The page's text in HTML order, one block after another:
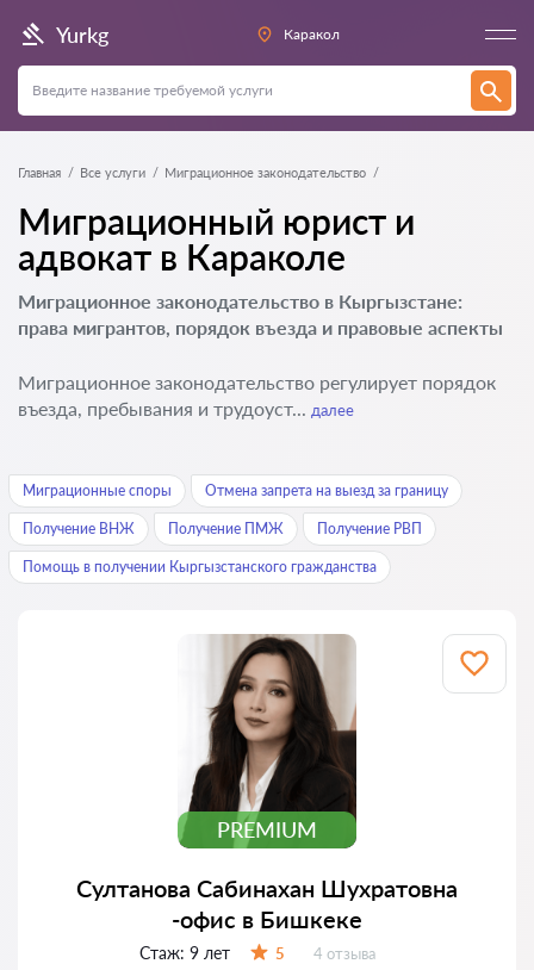
Yurkg Каракол
Главная Все услуги Миграционное законодательство
Миграционный юрист и
адвокат в Караколе
Миграционное законодательство в Кыргызстане:
права мигрантов, порядок въезда и правовые аспекты
Миграционное законодательство регулирует порядок
въезда, пребывания и трудоуст... далее
Миграционные споры Отмена запрета на выезд за границу
Получение ВНЖ Получение ПМЖ Получение РВП
Помощь в получении Кыргызстанского гражданства
PREMIUM
Султанова Сабинахан Шухратовна
-офис в Бишкеке
Стаж: 9 лет 5 Отзывов:
4 отзыва